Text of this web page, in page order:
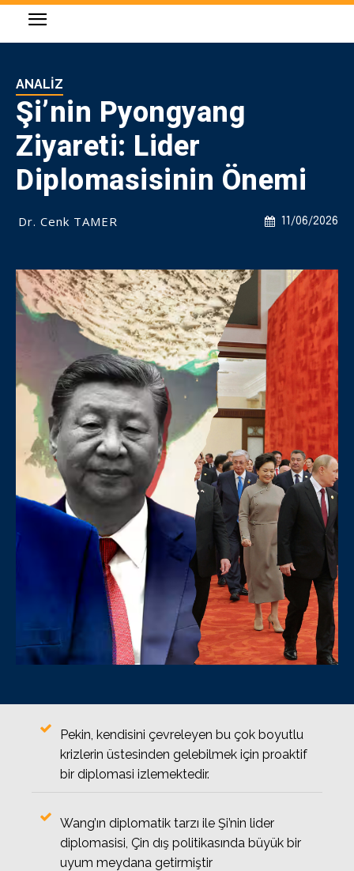
ANALIZ
Şi’nin Pyongyang
Ziyareti: Lider
Diplomasisinin Önemi
11/06/2026
Dr. Cenk TAMER
Pekin, kendisini çevreleyen bu çok boyutlu
krizlerin üstesinden gelebilmek için proaktif
bir diplomasi izlemektedir.
Wang’ın diplomatik tarzı ile Şi’nin lider
diplomasisi, Çin dış politikasında büyük bir
uyum meydana getirmiştir